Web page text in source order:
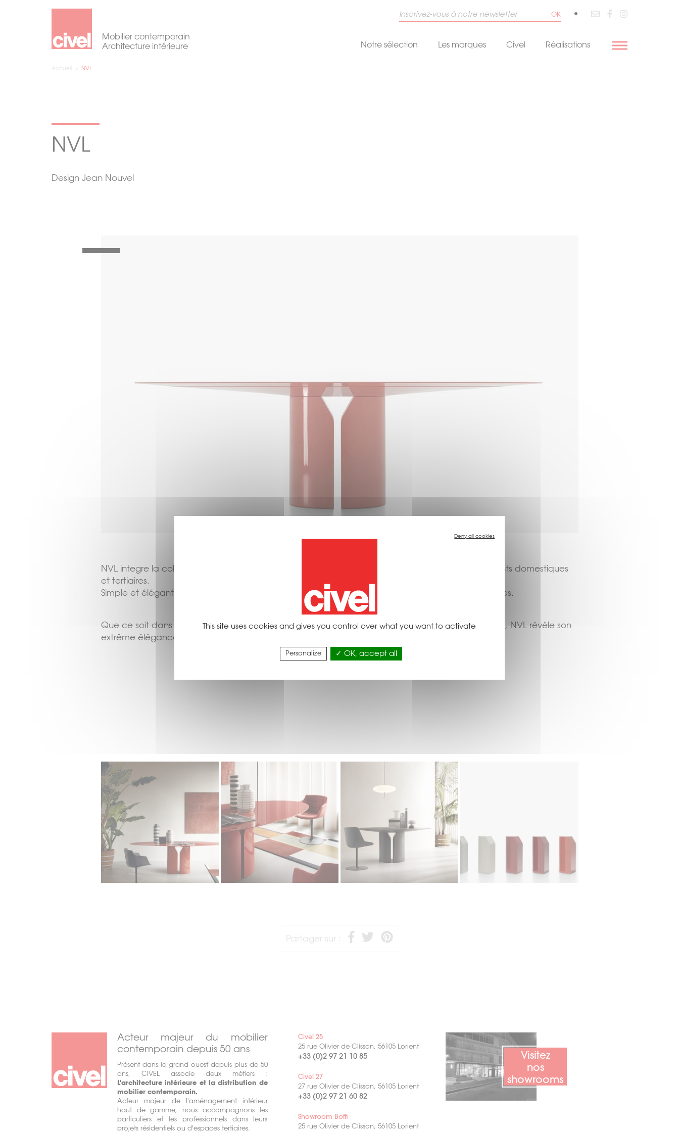
Mobilier contemporain
Architecture intérieure
OK •
Notre sélection Les marques Civel Réalisations
Accueil > NVL
NVL
Design Jean Nouvel
NVL integre la collection de tables MDF Italia et offre une nouvelle solution pour les environnements domestiques
et tertiaires.
Simple et élégante, grâce à sa forme ronde ou ovale, elle favorise la convivialité entre les convives.
Que ce soit dans la version laquée, brillante ou mate ou dans les variantes en pierre reconstituée, NVL révèle son
extrême élégance dans tous les environnements.
Partager sur :
Acteur majeur du mobilier
contemporain depuis 50 ans
Présent dans le grand ouest depuis plus de 50
ans, CIVEL associe deux métiers :
L'architecture intérieure et la distribution de
mobilier contemporain.
Acteur majeur de l'aménagement intérieur
haut de gamme, nous accompagnons les
particuliers et les professionnels dans leurs
projets résidentiels ou d'espaces tertiaires.
Civel 25
25 rue Olivier de Clisson, 56105 Lorient
+33 (0)2 97 21 10 85
Civel 27
27 rue Olivier de Clisson, 56105 Lorient
+33 (0)2 97 21 60 82
Showroom Boffi
25 rue Olivier de Clisson, 56105 Lorient
Visitez
nos
showrooms
Deny all cookies
This site uses cookies and gives you control over what you want to activate
Personalize OK, accept all